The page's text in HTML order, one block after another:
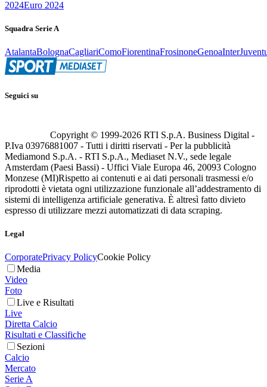
2024Euro 2024
Squadra Serie A
AtalantaBolognaCagliariComoFiorentinaFrosinoneGenoaInter
Seguici su
Copyright © 1999-2026 RTI S.p.A. Business Digital -
P.Iva 03976881007 - Tutti i diritti riservati - Per la pubblicità
Mediamond S.p.A. - RTI S.p.A., Mediaset N.V., sede legale
Amsterdam (Paesi Bassi) - Uffici Viale Europa 46, 20093 Cologno
Monzese (MI)Rispetto ai contenuti e ai dati personali trasmessi e/o
riprodotti è vietata ogni utilizzazione funzionale all’addestramento di
sistemi di intelligenza artificiale generativa. È altresì fatto divieto
espresso di utilizzare mezzi automatizzati di data scraping.
Legal
CorporatePrivacy PolicyCookie Policy
Media
Video
Foto
Live e Risultati
Live
Diretta Calcio
Risultati e Classifiche
Sezioni
Calcio
Mercato
Serie A